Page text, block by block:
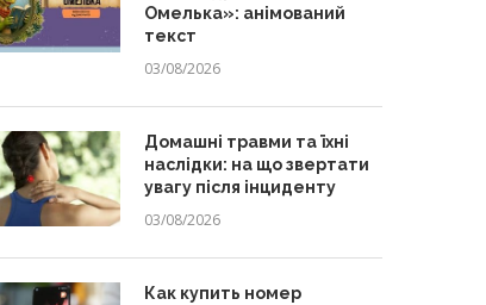
Омелька»: анімований
текст
03/08/2026
Домашні травми та їхні
наслідки: на що звертати
увагу після інциденту
03/08/2026
Как купить номер